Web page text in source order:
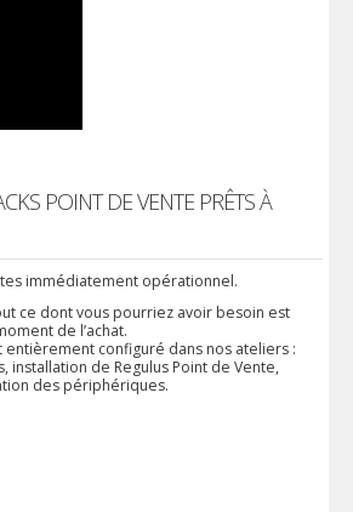
POINT DE VENTE PRÊTS À
immédiatement opérationnel.
ce dont vous pourriez avoir besoin est
de l’achat.
entièrement configuré dans nos ateliers :
installation de Regulus Point de Vente,
des périphériques.